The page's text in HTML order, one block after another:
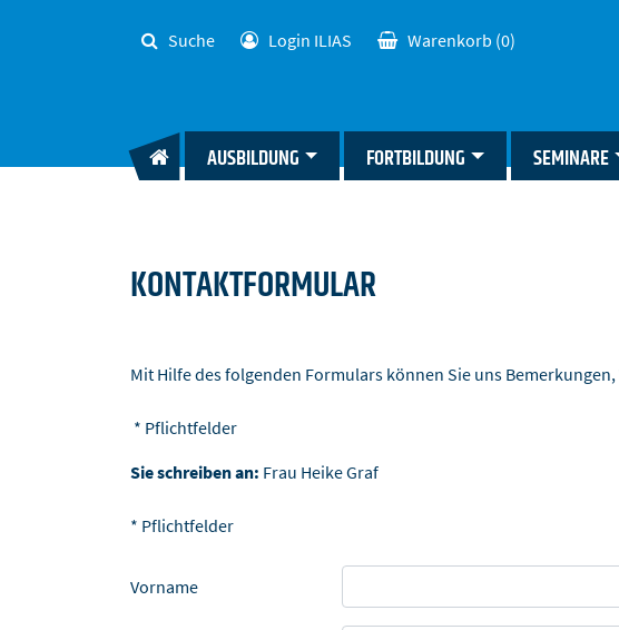
Suche Login ILIAS Warenkorb (0)
AUSBILDUNG FORTBILDUNG SEMINARE
KONTAKTFORMULAR
Mit Hilfe des folgenden Formulars können Sie uns
* Pflichtfelder
Sie schreiben an: Frau Heike Graf
* Pflichtfelder
Vorname